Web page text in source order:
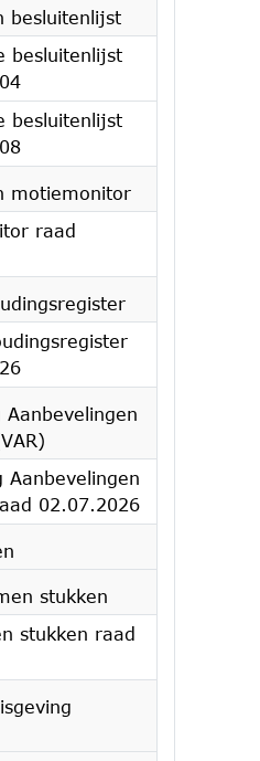
besluitenlijst
besluitenlijst
besluitenlijst
motiemonitor
raad
Aanbevelingen
02.07.2026
stukken
stukken raad